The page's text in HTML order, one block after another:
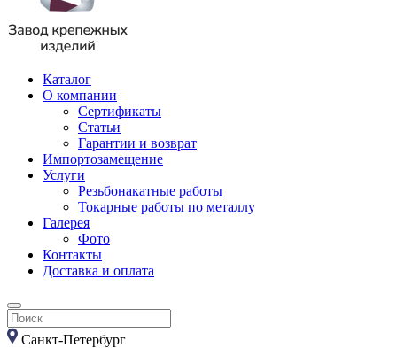
Каталог
О компании
Сертификаты
Статьи
Гарантии и возврат
Импортозамещение
Услуги
Резьбонакатные работы
Токарные работы по металлу
Галерея
Фото
Контакты
Доставка и оплата
Санкт-Петербург